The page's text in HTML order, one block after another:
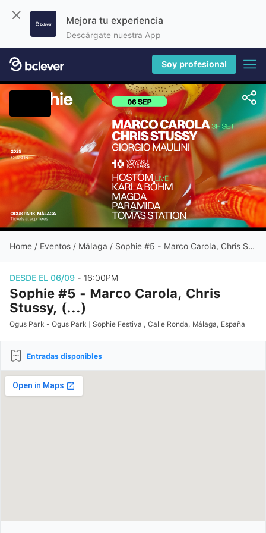
Mejora tu experiencia
Descárgate nuestra App
Soy profesional
Home / Eventos / Málaga / Sophie #5 - Marco Carola, Chris Stussy, (...)
DESDE EL 06/09 - 16:00PM
Sophie #5 - Marco Carola, Chris
Stussy, (...)
Ogus Park - Ogus Park | Sophie Festival, Calle Ronda, Málaga, España
Entradas disponibles